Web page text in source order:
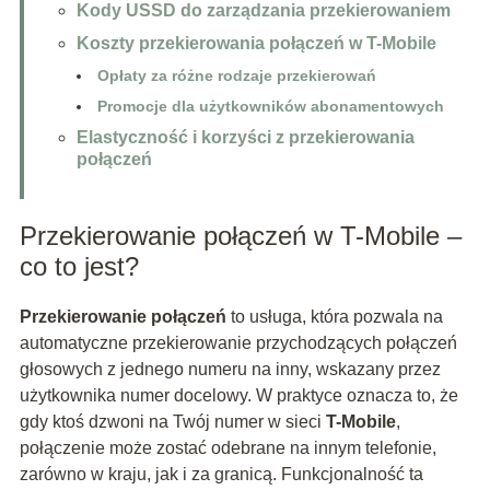
Kody USSD do zarządzania przekierowaniem
Koszty przekierowania połączeń w T-Mobile
Opłaty za różne rodzaje przekierowań
Promocje dla użytkowników abonamentowych
Elastyczność i korzyści z przekierowania
połączeń
Przekierowanie połączeń w T-Mobile –
co to jest?
Przekierowanie połączeń to usługa, która pozwala na
automatyczne przekierowanie przychodzących połączeń
głosowych z jednego numeru na inny, wskazany przez
użytkownika numer docelowy. W praktyce oznacza to, że
gdy ktoś dzwoni na Twój numer w sieci T-Mobile,
połączenie może zostać odebrane na innym telefonie,
zarówno w kraju, jak i za granicą. Funkcjonalność ta